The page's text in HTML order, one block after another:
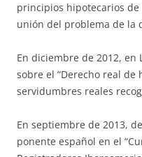
principios hipotecarios
unión del problema de la
En diciembre de 2012, en
sobre el “Derecho real de
servidumbres reales
En septiembre de 2013,
ponente español en el